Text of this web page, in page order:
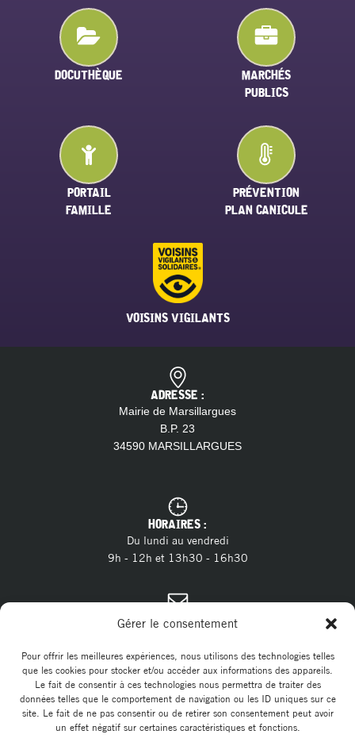
Gérer le consentement
Pour offrir les meilleures expériences, nous utilisons des technologies telles
que les cookies pour stocker et/ou accéder aux informations des appareils.
Le fait de consentir à ces technologies nous permettra de traiter des
données telles que le comportement de navigation ou les ID uniques sur ce
site. Le fait de ne pas consentir ou de retirer son consentement peut avoir
un effet négatif sur certaines caractéristiques et fonctions.
DOCUTHÈQUE
MARCHÉS
PUBLICS
PORTAIL
FAMILLE
PRÉVENTION
PLAN CANICULE
VOISINS VIGILANTS
ADRESSE :
Mairie de Marsillargues
B.P. 23
34590 MARSILLARGUES
HORAIRES :
Du lundi au vendredi
9h - 12h et 13h30 - 16h30
CONTACT :
E-mail :contact@marsillargues.fr